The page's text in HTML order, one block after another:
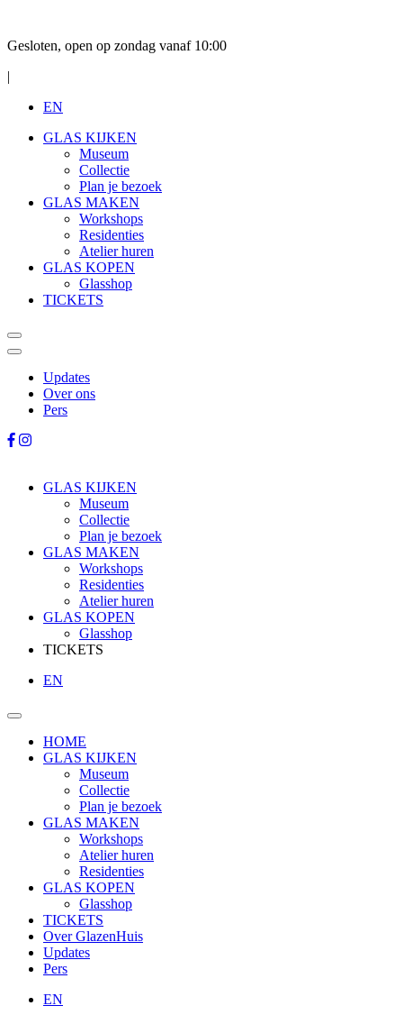
Gesloten, open op zondag vanaf 10:00
|
EN
GLAS KIJKEN
Museum
Collectie
Plan je bezoek
GLAS MAKEN
Workshops
Residenties
Atelier huren
GLAS KOPEN
Glasshop
TICKETS
Updates
Over ons
Pers
GLAS KIJKEN
Museum
Collectie
Plan je bezoek
GLAS MAKEN
Workshops
Residenties
Atelier huren
GLAS KOPEN
Glasshop
TICKETS
EN
HOME
GLAS KIJKEN
Museum
Collectie
Plan je bezoek
GLAS MAKEN
Workshops
Atelier huren
Residenties
GLAS KOPEN
Glasshop
TICKETS
Over GlazenHuis
Updates
Pers
EN